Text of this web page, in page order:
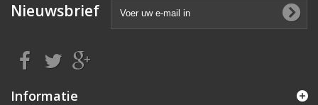
Nieuwsbrief
Informatie